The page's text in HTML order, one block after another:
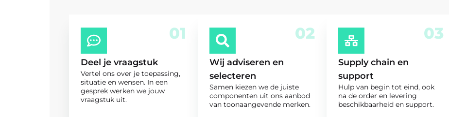
Deel je vraagstuk
Vertel ons over je toepassing,
situatie en wensen. In een
gesprek werken we jouw
vraagstuk uit.
01
Wij adviseren en
selecteren
Samen kiezen we de juiste
componenten uit ons aanbod
van toonaangevende merken.
02
Supply chain en
support
Hulp van begin tot eind, ook
na de order en levering
beschikbaarheid en support.
03